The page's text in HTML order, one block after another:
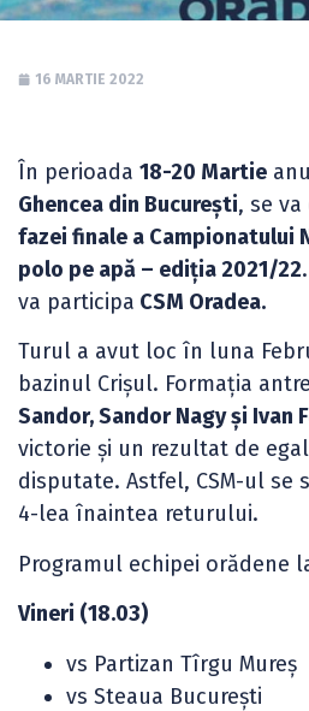
16 MARTIE 2022
În perioada 18-20 Martie
Ghencea din București, se
fazei finale a Campionatului
polo pe apă – ediția 2021/22
va participa CSM Oradea.
Turul a avut loc în luna
bazinul Crișul. Formația
Sandor, Sandor Nagy și Ivan
victorie și un rezultat de
disputate. Astfel, CSM-ul se
4-lea înaintea returului.
Programul echipei orădene
Vineri (18.03)
vs Partizan Tîrgu Mureș
vs Steaua București